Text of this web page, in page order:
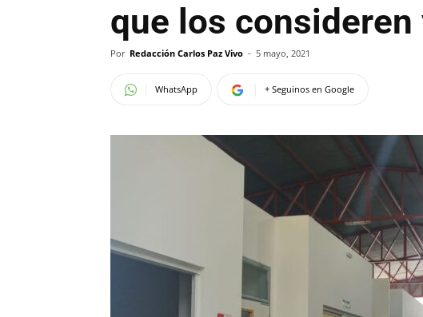
que los
Por Redacción Carlos Paz Vivo - 5 mayo, 2021
WhatsApp + Seguinos en Google